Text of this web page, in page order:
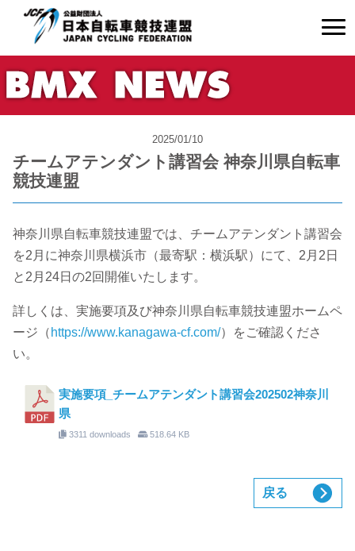
2025/01/10
チームアテンダント講習会 神奈川県自転車
競技連盟
神奈川県自転車競技連盟では、チームアテンダント講習会
を2月に神奈川県横浜市（最寄駅：横浜駅）にて、2月2日
と2月24日の2回開催いたします。
詳しくは、実施要項及び神奈川県自転車競技連盟ホームペ
ージ（ https://www.kanagawa-cf.com/）をご確認くださ
い。
実施要項_チームアテンダント講習会202502神奈川
県
3311 downloads 518.64 KB
戻る